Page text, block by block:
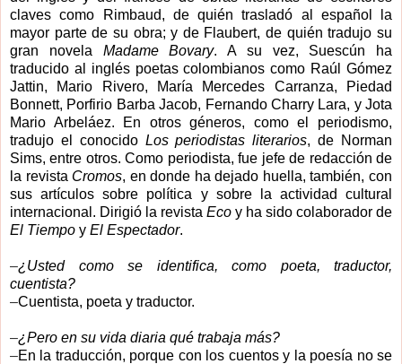
claves como Rimbaud, de quién trasladó al español la
mayor parte de su obra; y de Flaubert, de quién tradujo su
gran novela Madame Bovary. A su vez, Suescún ha
traducido al inglés poetas colombianos como Raúl Gómez
Jattin, Mario Rivero, María Mercedes Carranza, Piedad
Bonnett, Porfirio Barba Jacob, Fernando Charry Lara, y Jota
Mario Arbeláez. En otros géneros, como el periodismo,
tradujo el conocido Los periodistas literarios, de Norman
Sims, entre otros. Como periodista, fue jefe de redacción de
la revista Cromos, en donde ha dejado huella, también, con
sus artículos sobre política y sobre la actividad cultural
internacional. Dirigió la revista Eco y ha sido colaborador de
El Tiempo y El Espectador.
–¿Usted como se identifica, como poeta, traductor,
cuentista?
–Cuentista, poeta y traductor.
–¿Pero en su vida diaria qué trabaja más?
–En la traducción, porque con los cuentos y la poesía no se